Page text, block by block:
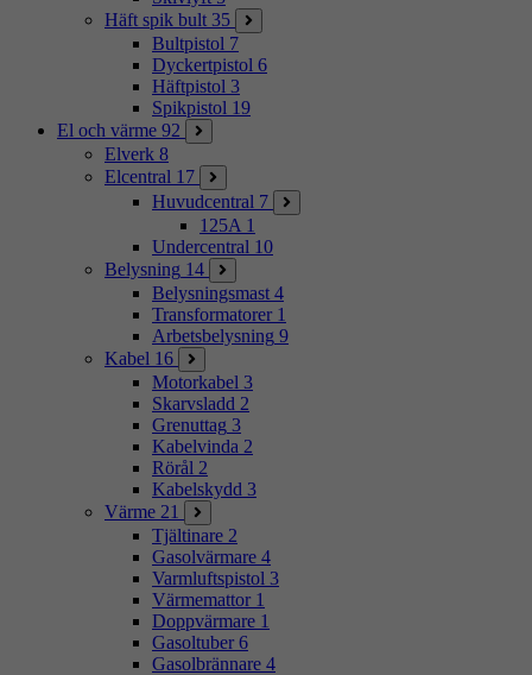
Häft spik bult 35
Bultpistol 7
Dyckertpistol 6
Häftpistol 3
Spikpistol 19
El och värme 92
Elverk 8
Elcentral 17
Huvudcentral 7
125A 1
Undercentral 10
Belysning 14
Belysningsmast 4
Transformatorer 1
Arbetsbelysning 9
Kabel 16
Motorkabel 3
Skarvsladd 2
Grenuttag 3
Kabelvinda 2
Rörål 2
Kabelskydd 3
Värme 21
Tjältinare 2
Gasolvärmare 4
Varmluftspistol 3
Värmemattor 1
Doppvärmare 1
Gasoltuber 6
Gasolbrännare 4